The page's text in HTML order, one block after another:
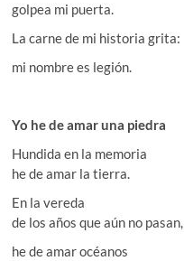
golpea mi puerta.
La carne de mi historia grita:
mi nombre es legión.
Yo he de amar una piedra
Hundida en la memoria
he de amar la tierra.
En la vereda
de los años que aún no pasan,
he de amar océanos